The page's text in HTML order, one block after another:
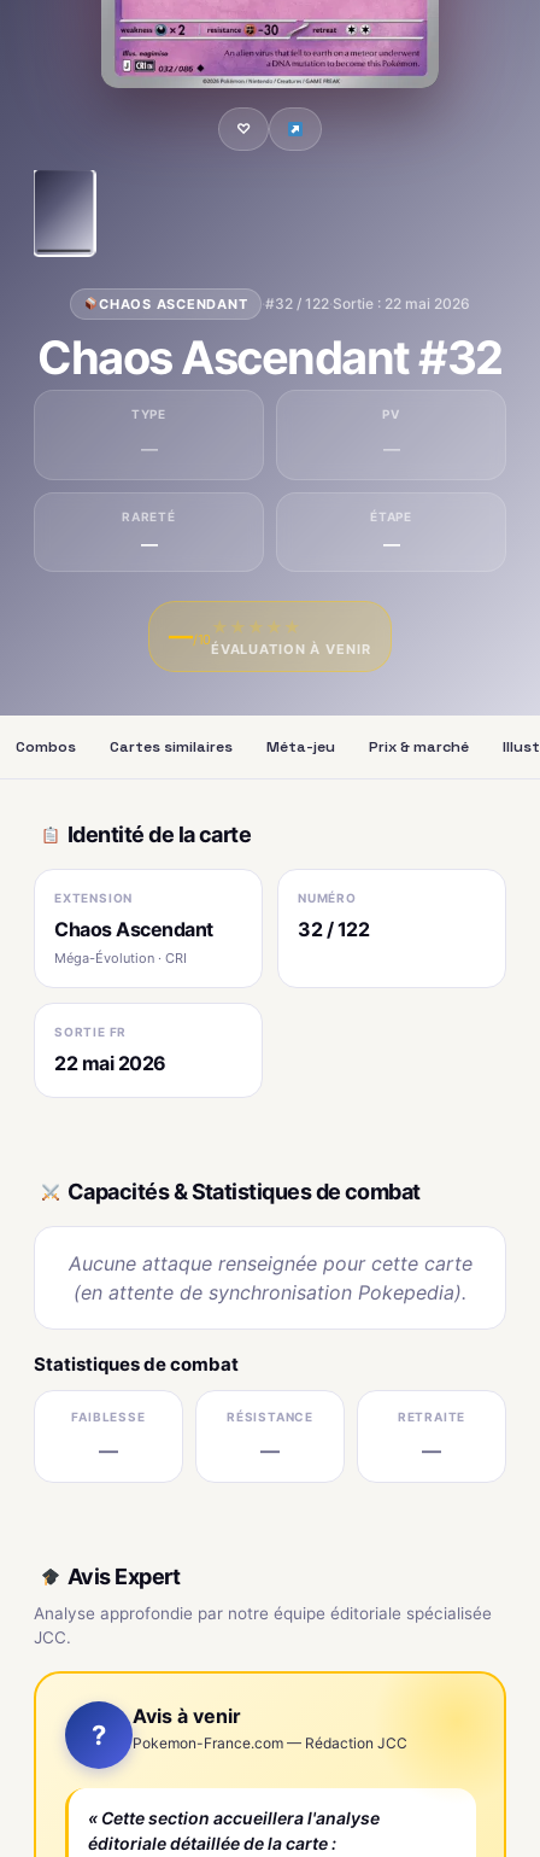
♡
CHAOS ASCENDANT ·#32 / 122·Sortie : 22 mai 2026
Chaos Ascendant #32
TYPE
—
PV
—
RARETÉ
—
ÉTAPE
—
—/10
★ ★ ★ ★ ★
ÉVALUATION À VENIR
Combos Cartes similaires Méta-jeu Prix & marché
Identité de la carte
EXTENSION
Chaos Ascendant
Méga-Évolution · CRI
NUMÉRO
32 / 122
SORTIE FR
22 mai 2026
Capacités & Statistiques de combat
Aucune attaque renseignée pour cette carte
(en attente de synchronisation Pokepedia).
Statistiques de combat
FAIBLESSE
—
RÉSISTANCE
—
RETRAITE
—
Avis Expert
Analyse approfondie par notre équipe éditoriale spécialisée
JCC.
?
Avis à venir
Pokemon-France.com — Rédaction JCC
« Cette section accueillera l'analyse
éditoriale détaillée de la carte :